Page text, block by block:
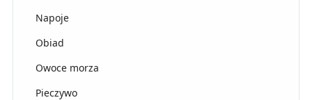
Napoje
Obiad
Owoce morza
Pieczywo